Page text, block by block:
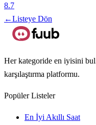
8.7
←Listeye Dön
Her kategoride en iyisini
karşılaştırma platformu.
Popüler Listeler
En İyi Akıllı Saat